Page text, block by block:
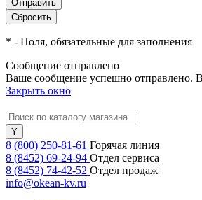
* - Поля, обязательные для заполнения
Сообщение отправлено
Ваше сообщение успешно отправлено.
Закрыть окно
8 (800) 250-81-61 Горячая линия
8 (8452) 69-24-94 Отдел сервиса
8 (8452) 74-42-52 Отдел продаж
info@okean-kv.ru